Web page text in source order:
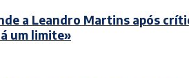
a Leandro Martins após
um limite»